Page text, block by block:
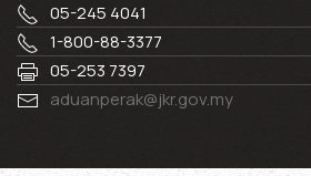
05-245 4041
1-800-88-3377
05-253 7397
aduanperak@jkr.gov.my